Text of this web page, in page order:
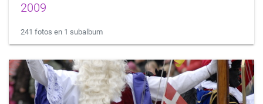
2009
241 fotos en 1 subalbum